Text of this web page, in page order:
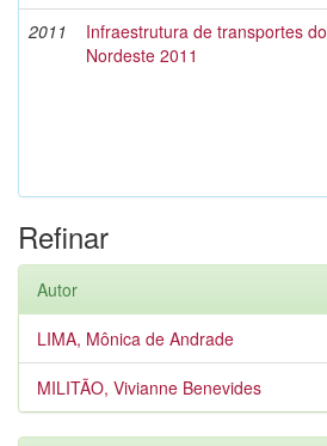
2011
Infraestrutura de transportes do
Nordeste 2011
Refinar
Autor
LIMA, Mônica de Andrade
MILITÃO, Vivianne Benevides